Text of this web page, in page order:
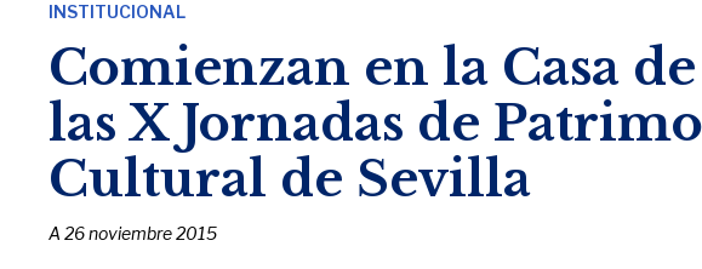
navigation
INSTITUCIONAL
Comienzan en la Casa
las X Jornadas de
Cultural de Sevilla
A26 noviembre 2015